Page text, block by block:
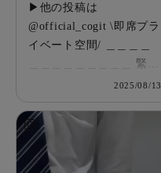
▶他の投稿は
@official_cogit \即席プラ
イベート空間/ ＿＿＿＿
＿＿＿＿＿＿＿＿＿ 緊急
トイレテント ¥5,280(税
＿＿＿＿ アウトドアや災
害時などに困る トイレや
着替え... そんな時にある
2025/08/13